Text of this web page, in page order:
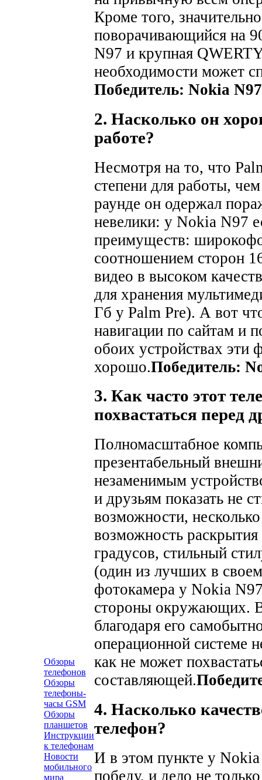
Обзоры
телефонов
Обзоры
телефоны-
часы GSM
Обзоры
планшетов
Инструкции
к телефонам
Новости
мобильного
мира
Кроме того,
поворачивающийся на
N97 и крупная
необходимости может
Победитель: Nokia N97
2. Насколько он
работе?
Несмотря на то, что
степени для работы,
раунде он одержал
невелики: у Nokia N97
преимуществ:
соотношением сторон
видео в высоком
для хранения
Гб у Palm Pre). А вот
навигации по сайтам и
обоих устройствах эти
хорошо.Победитель:
3. Как часто этот
похвастаться перед
Полномасштабное
презентабельный
незаменимым
и друзьям показать не
возможности,
возможность
градусов, стильный
(один из лучших в
фотокамера у Nokia
стороны окружающих.
благодаря его
операционной системе
как не может
составляющей.
4. Насколько
телефон?
И в этом пункте у
победу, и дело не